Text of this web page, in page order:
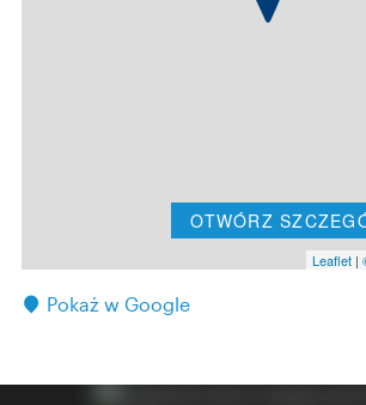
OTWÓRZ
Leaflet |
Pokaż w Google